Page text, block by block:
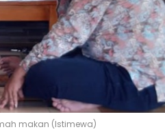
makan (Istimewa)